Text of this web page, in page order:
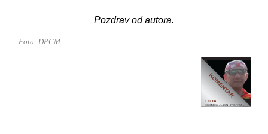
Pozdrav od autora.
Foto: DPCM